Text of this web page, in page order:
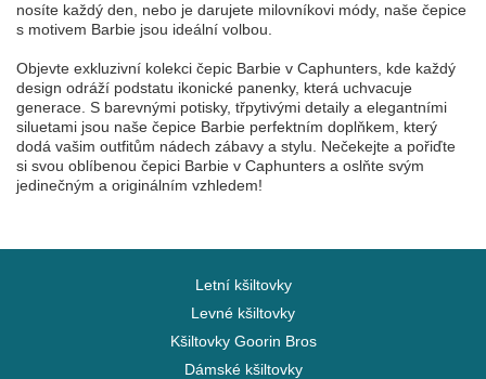
nosíte každý den, nebo je darujete milovníkovi módy, naše čepice
s motivem Barbie jsou ideální volbou.
Objevte exkluzivní kolekci čepic Barbie v Caphunters, kde každý
design odráží podstatu ikonické panenky, která uchvacuje
generace. S barevnými potisky, třpytivými detaily a elegantními
siluetami jsou naše čepice Barbie perfektním doplňkem, který
dodá vašim outfitům nádech zábavy a stylu. Nečekejte a pořiďte
si svou oblíbenou čepici Barbie v Caphunters a oslňte svým
jedinečným a originálním vzhledem!
Letní kšiltovky
Levné kšiltovky
Kšiltovky Goorin Bros
Dámské kšiltovky